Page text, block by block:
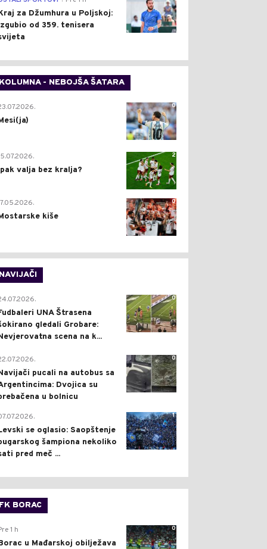
za Džumhura u Poljskoj:
od 359. tenisera
KOLUMNA - NEBOJŠA ŠATARA
0
2
valja bez kralja?
0
kiše
NAVIJAČI
0
UNA Štrasena
gledali Grobare:
scena na k...
0
pucali na autobus sa
Dvojica su
u bolnicu
1
se oglasio: Saopštenje
šampiona nekoliko
pred meč ...
FK BORAC
0
1 h
u Mađarskoj obilježava